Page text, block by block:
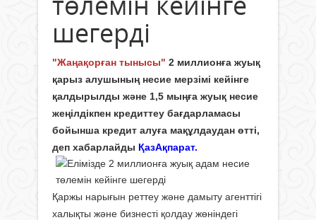
шегерді
"Жаңақорған тынысы" 2 миллионға жуық
қарыз алушының несие мерзімі кейінге
қалдырылды және 1,5 мыңға жуық несие
жеңілдікпен кредиттеу бағдарламасы
бойынша кредит алуға мақұлдаудан өтті,
деп хабарлайды ҚазАқпарат.
Қаржы нарығын реттеу және дамыту агенттігі
халықты және бизнесті қолдау жөніндегі